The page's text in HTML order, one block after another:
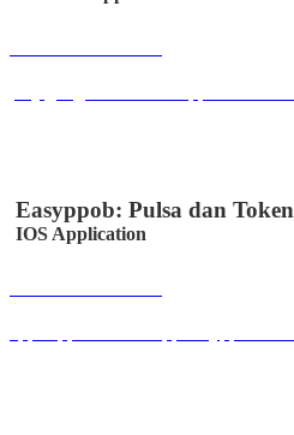
Easyppob: Pulsa dan Token
IOS Application